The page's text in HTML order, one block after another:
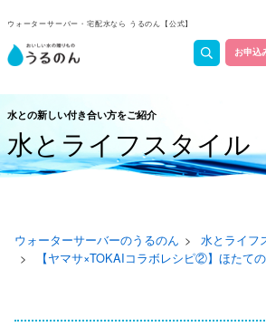
ウォーターサーバー・宅配水なら うるのん【公式】
お申込
水との新しい付き合い方をご紹介
水とライフスタイル
ウォーターサーバーのうるのん 水とライフ
【ヤマサ×TOKAIコラボレシピ②】ほたて